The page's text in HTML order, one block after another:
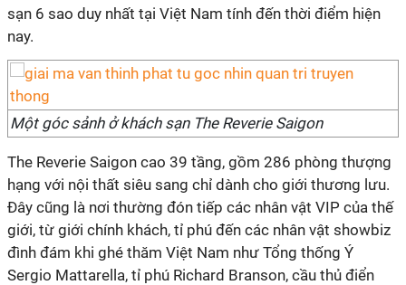
sạn 6 sao duy nhất tại Việt Nam tính đến thời điểm hiện
nay.
Một góc sảnh ở khách sạn The Reverie Saigon
The Reverie Saigon cao 39 tầng, gồm 286 phòng thượng
hạng với nội thất siêu sang chỉ dành cho giới thương lưu.
Đây cũng là nơi thường đón tiếp các nhân vật VIP của thế
giới, từ giới chính khách, tỉ phú đến các nhân vật showbiz
đình đám khi ghé thăm Việt Nam như Tổng thống Ý
Sergio Mattarella, tỉ phú Richard Branson, cầu thủ điển